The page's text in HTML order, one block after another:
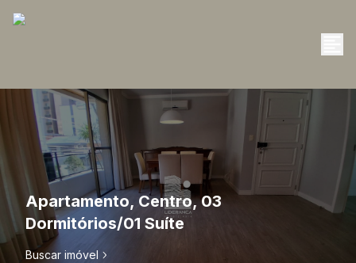
Apartamento, Centro, 03
Dormitórios/01 Suíte
Buscar imóvel